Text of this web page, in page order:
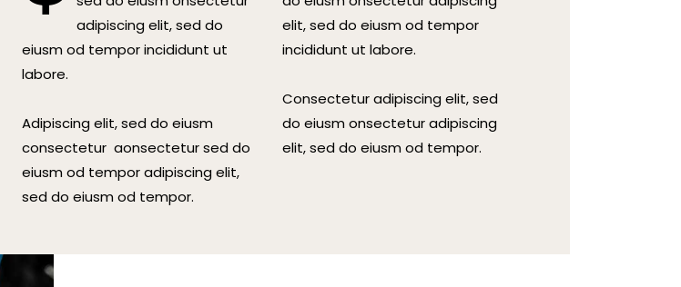
adipiscing elit, sed do
eiusm od tempor incididunt ut
labore.
Adipiscing elit, sed do eiusm
consectetur aonsectetur sed do
eiusm od tempor adipiscing elit,
sed do eiusm od tempor.
elit, sed do eiusm od tempor
incididunt ut labore.
Consectetur adipiscing elit, sed
do eiusm onsectetur adipiscing
elit, sed do eiusm od tempor.